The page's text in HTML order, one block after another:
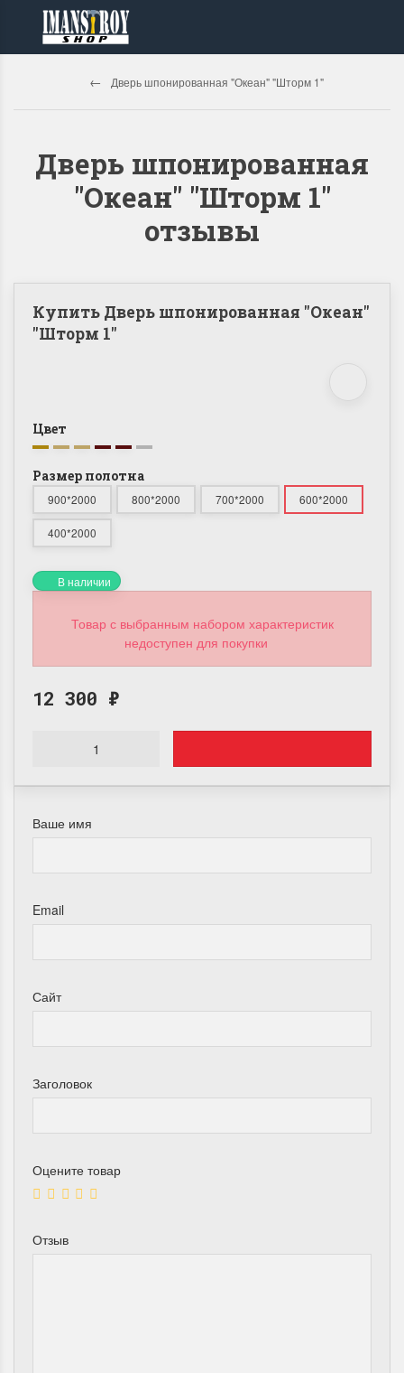
Дверь шпонированная "Океан" "Шторм 1"
Дверь шпонированная
"Океан" "Шторм 1"
отзывы
Купить Дверь шпонированная "Океан"
"Шторм 1"
Цвет
Размер полотна
900*2000 800*2000 700*2000 600*2000
400*2000
В наличии
Товар с выбранным набором характеристик
недоступен для покупки
12 300 ₽
Ваше имя
Email
Сайт
Заголовок
Оцените товар
Отзыв